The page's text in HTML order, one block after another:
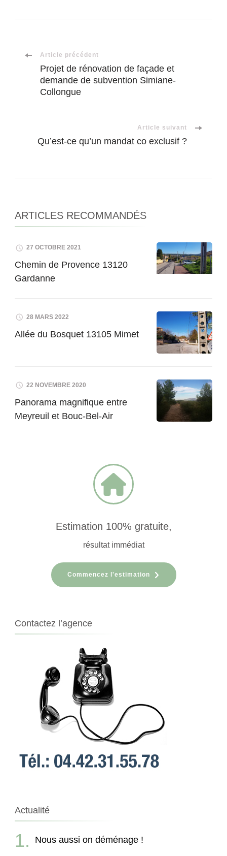
Navigation
d'article
Article précédent
Projet de rénovation de façade et
demande de subvention Simiane-
Collongue
Article suivant
Qu’est-ce qu’un mandat co exclusif ?
ARTICLES RECOMMANDÉS
27 OCTOBRE 2021
Chemin de Provence 13120
Gardanne
28 MARS 2022
Allée du Bosquet 13105 Mimet
22 NOVEMBRE 2020
Panorama magnifique entre
Meyreuil et Bouc-Bel-Air
Estimation 100% gratuite,
résultat immédiat
Commencez l'estimation
Contactez l’agence
Actualité
Nous aussi on déménage !